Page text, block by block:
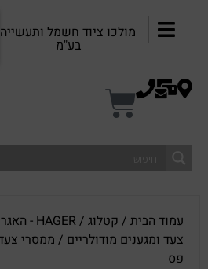
מולכו ציוד חשמל ותעשייה
בע"מ
עמוד הבית/ קטלוג/ HAGER - האגר /
צעד ומגענים מודולריים/ ממסרי צעד
פס